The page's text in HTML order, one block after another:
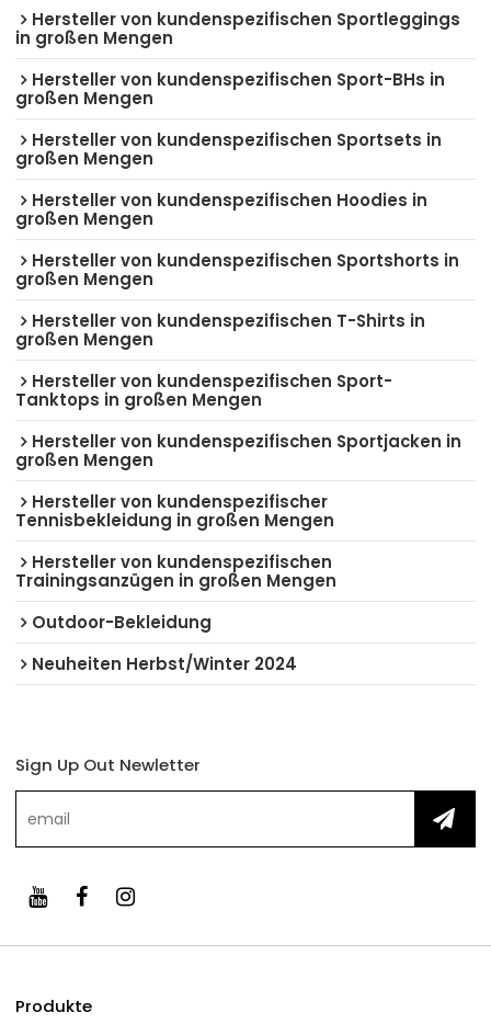
Hersteller von kundenspezifischen Sportleggings
in großen Mengen
Hersteller von kundenspezifischen Sport-BHs in
großen Mengen
Hersteller von kundenspezifischen Sportsets in
großen Mengen
Hersteller von kundenspezifischen Hoodies in
großen Mengen
Hersteller von kundenspezifischen Sportshorts in
großen Mengen
Hersteller von kundenspezifischen T-Shirts in
großen Mengen
Hersteller von kundenspezifischen Sport-
Tanktops in großen Mengen
Hersteller von kundenspezifischen Sportjacken in
großen Mengen
Hersteller von kundenspezifischer
Tennisbekleidung in großen Mengen
Hersteller von kundenspezifischen
Trainingsanzügen in großen Mengen
Outdoor-Bekleidung
Neuheiten Herbst/Winter 2024
Sign Up Out Newletter
Produkte